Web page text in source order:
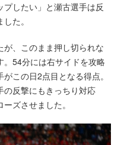
したい」と瀬古選手は反
た。
、このまま押し切られな
。54分には右サイドを攻略
この日2点目となる得点。
の反撃にもきっちり対応
ズさせました。